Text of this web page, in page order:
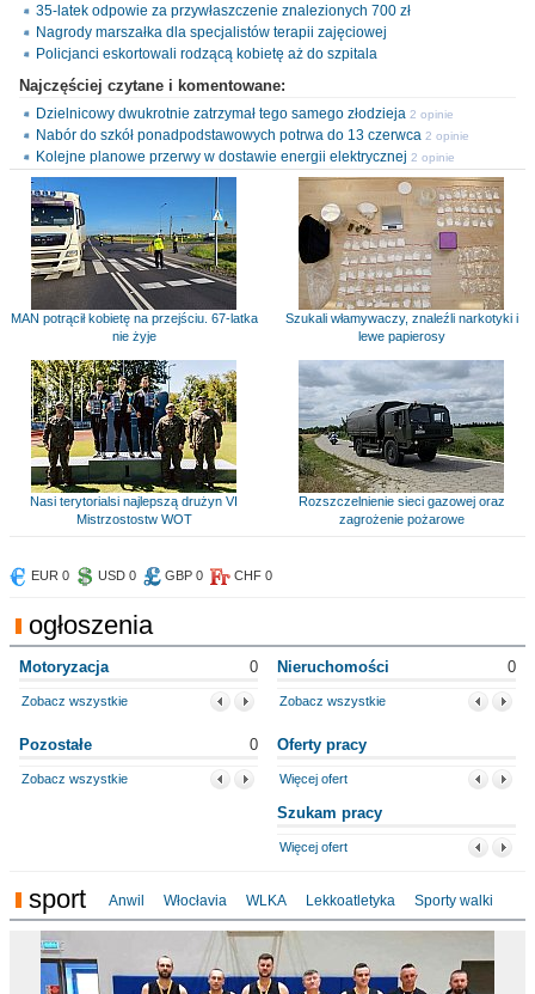
35-latek odpowie za przywłaszczenie znalezionych 700 zł
Nagrody marszałka dla specjalistów terapii zajęciowej
Policjanci eskortowali rodzącą kobietę aż do szpitala
Najczęściej czytane i komentowane:
Dzielnicowy dwukrotnie zatrzymał tego samego złodzieja 2 opinie
Nabór do szkół ponadpodstawowych potrwa do 13 czerwca 2 opinie
Kolejne planowe przerwy w dostawie energii elektrycznej 2 opinie
MAN potrącił kobietę na przejściu. 67-latka
nie żyje
Szukali włamywaczy, znaleźli narkotyki i
lewe papierosy
Nasi terytorialsi najlepszą drużyn VI
Mistrzostostw WOT
Rozszczelnienie sieci gazowej oraz
zagrożenie pożarowe
EUR 0 USD 0 GBP 0 CHF 0
ogłoszenia
Motoryzacja 0
Zobacz wszystkie
Nieruchomości 0
Zobacz wszystkie
Pozostałe 0
Zobacz wszystkie
Oferty pracy
Więcej ofert
Szukam pracy
Więcej ofert
sport Anwil Włocłavia WLKA Lekkoatletyka Sporty walki